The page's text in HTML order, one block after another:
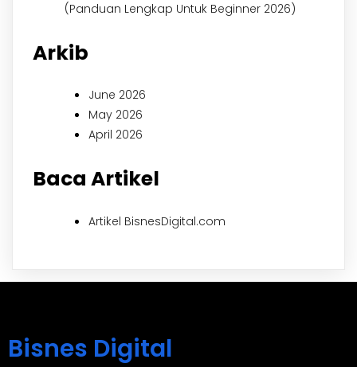
(Panduan Lengkap Untuk Beginner 2026)
Arkib
June 2026
May 2026
April 2026
Baca Artikel
Artikel BisnesDigital.com
Bisnes Digital